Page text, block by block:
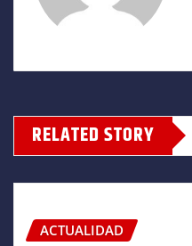
RELATED STORY
ACTUALIDAD